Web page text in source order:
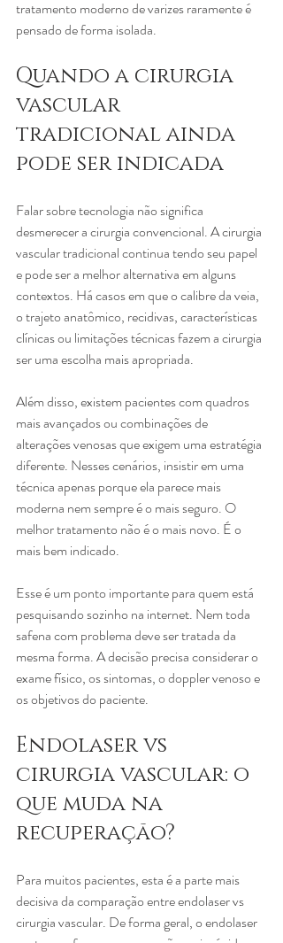
tratamento moderno de varizes raramente é
pensado de forma isolada.
Quando a cirurgia
vascular
tradicional ainda
pode ser indicada
Falar sobre tecnologia não significa
desmerecer a cirurgia convencional. A cirurgia
vascular tradicional continua tendo seu papel
e pode ser a melhor alternativa em alguns
contextos. Há casos em que o calibre da veia,
o trajeto anatômico, recidivas, características
clínicas ou limitações técnicas fazem a cirurgia
ser uma escolha mais apropriada.
Além disso, existem pacientes com quadros
mais avançados ou combinações de
alterações venosas que exigem uma estratégia
diferente. Nesses cenários, insistir em uma
técnica apenas porque ela parece mais
moderna nem sempre é o mais seguro. O
melhor tratamento não é o mais novo. É o
mais bem indicado.
Esse é um ponto importante para quem está
pesquisando sozinho na internet. Nem toda
safena com problema deve ser tratada da
mesma forma. A decisão precisa considerar o
exame físico, os sintomas, o doppler venoso e
os objetivos do paciente.
Endolaser vs
cirurgia vascular: o
que muda na
recuperação?
Para muitos pacientes, esta é a parte mais
decisiva da comparação entre endolaser vs
cirurgia vascular. De forma geral, o endolaser